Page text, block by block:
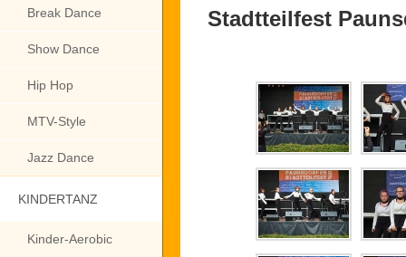
Break Dance
Show Dance
Hip Hop
MTV-Style
Jazz Dance
KINDERTANZ
Kinder-Aerobic
Stadtteilfest